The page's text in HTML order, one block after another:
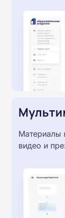
Материалы
видео и